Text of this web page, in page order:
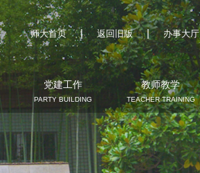
师大首页 | 返回旧版 | 办事大厅
党建工作
PARTY BUILDING
教师教学
TEACHER TRAINING